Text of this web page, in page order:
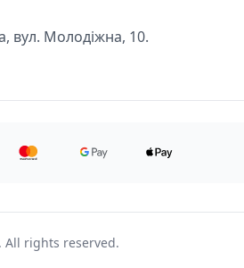
вул. Молодіжна, 10.
All rights reserved.